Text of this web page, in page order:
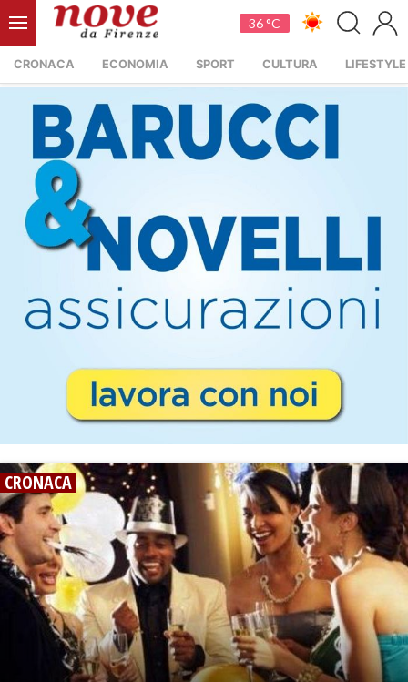
36 °C
CRONACA ECONOMIA SPORT CULTURA LIFESTYLE
CRONACA